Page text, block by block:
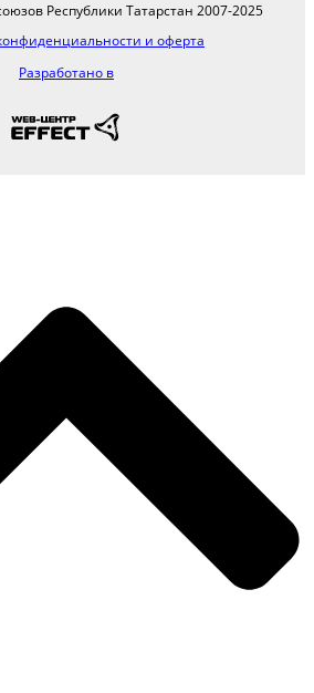
Республики Татарстан 2007-2025
и оферта
Разработано в